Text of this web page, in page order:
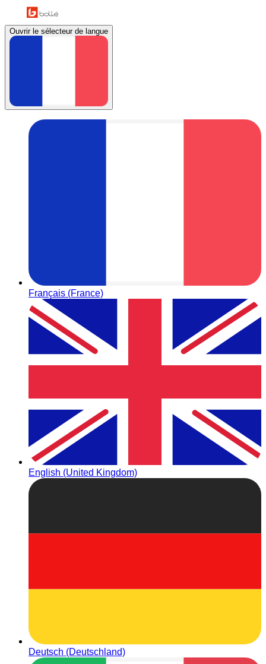
Ouvrir le sélecteur de langue
Français (France)
English (United Kingdom)
Deutsch (Deutschland)